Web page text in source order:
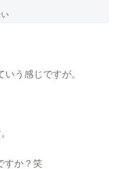
う感じですが。
すか？笑